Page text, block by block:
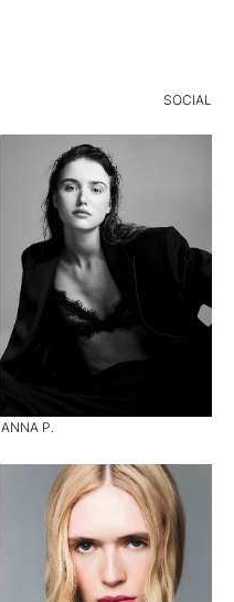
SOCIAL
ANNA P.